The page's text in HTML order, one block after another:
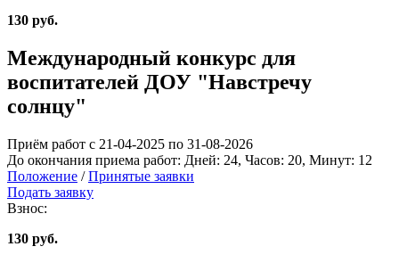
130 руб.
Международный конкурс для
воспитателей ДОУ "Навстречу
солнцу"
Приём работ с 21-04-2025 по 31-08-2026
До окончания приема работ: Дней: 24, Часов: 20, Минут: 12
Положение / Принятые заявки
Подать заявку
Взнос:
130 руб.